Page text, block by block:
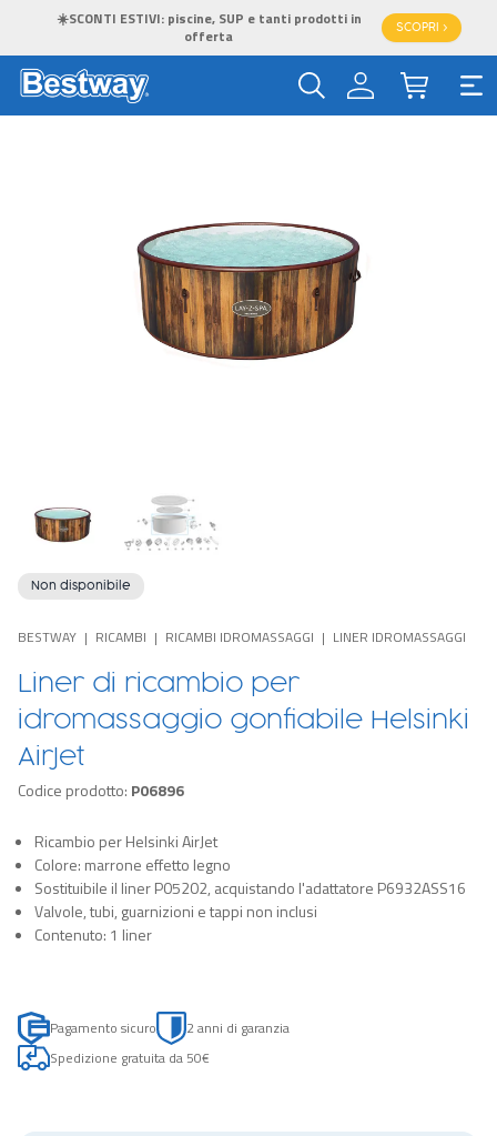
☀️SCONTI ESTIVI: piscine, SUP e tanti prodotti in
offerta
SCOPRI >
Non disponibile
BESTWAY RICAMBI RICAMBI IDROMASSAGGI LINER IDROMASSAGGI
Liner di ricambio per
idromassaggio gonfiabile Helsinki
AirJet
Codice prodotto: P06896
Ricambio per Helsinki AirJet
Colore: marrone effetto legno
Sostituibile il liner P05202, acquistando l'adattatore P6932ASS16
Valvole, tubi, guarnizioni e tappi non inclusi
Contenuto: 1 liner
Pagamento sicuro
2 anni di garanzia
Spedizione gratuita da 50€